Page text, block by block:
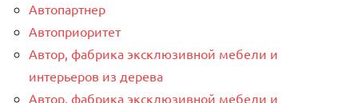
Автопартнер
Автоприоритет
Автор, фабрика эксклюзивной мебели и
интерьеров из дерева
Автор, фабрика эксклюзивной мебели и